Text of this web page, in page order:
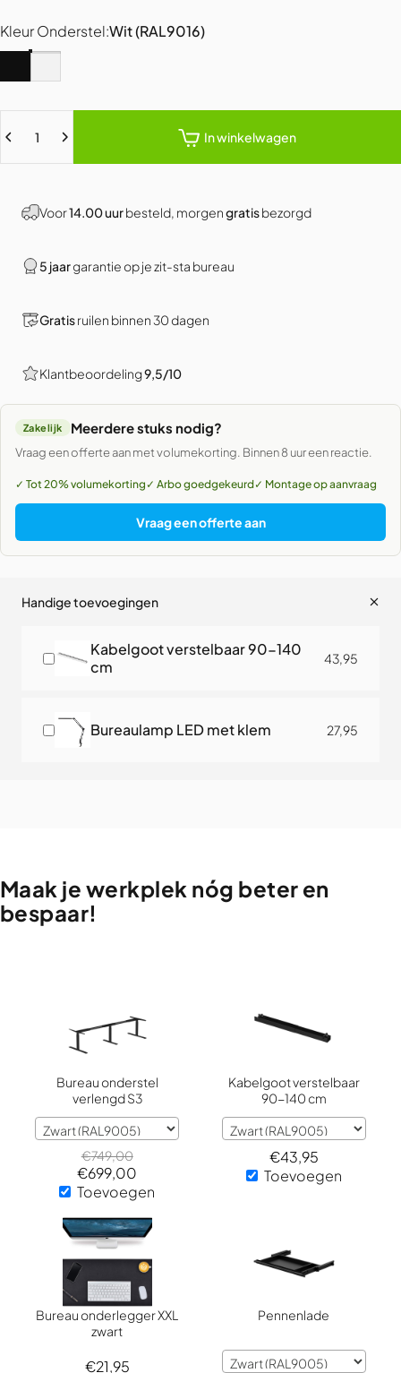
Kleur Onderstel
Kleur Onderstel:Wit (RAL9016)
Zwart (RAL9005)
Wit (RAL9016)
In winkelwagen
Voor14.00 uurbesteld, morgengratisbezorgd
5 jaargarantie op je zit-sta bureau
Gratisruilen binnen 30 dagen
Klantbeoordeling9,5/10
Zakelijk Meerdere stuks nodig?
Vraag een offerte aan met volumekorting. Binnen 8 uur een reactie.
✓ Tot 20% volumekorting ✓ Arbo goedgekeurd✓ Montage op aanvraag
Vraag een offerte aan
Handige toevoegingen
Kabelgoot verstelbaar 90-140
cm
43,95
Bureaulamp LED met klem 27,95
Maak je werkplek nóg beter en
bespaar!
Bureau onderstel
verlengd S3
€749,00
€699,00
Toevoegen
Kabelgoot verstelbaar
90-140 cm
€43,95
Toevoegen
Bureau onderlegger XXL
zwart
€21,95
Pennenlade